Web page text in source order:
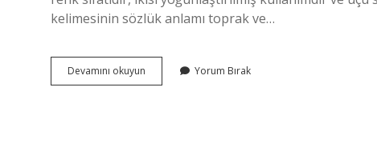
kelimesinin sözlük anlamı toprak ve…
Devamını okuyun
Kelimesinin
Yorum Bırak